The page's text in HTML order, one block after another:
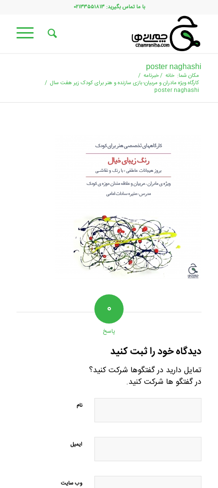
با ما تماس بگیرید: ۰۲۱۳۳۵۵۱۸۱۳
poster naghashi
مکان شما: خانه /خبرنامه /
کارگاه ویژه مادران و مربیان؛ بازی سازنده و هنر برای کودک زیر هفت سال /
poster naghashi
۰
پاسخ
دیدگاه خود را ثبت کنید
تمایل دارید در گفتگوها شرکت کنید؟
در گفتگو ها شرکت کنید.
نام
ایمیل
وب‌ سایت